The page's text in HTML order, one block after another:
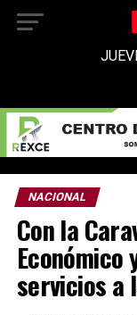
NACIONAL
Con la
Económico
servicios a